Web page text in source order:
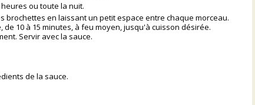
ou toute la nuit.
brochettes en laissant un petit espace entre chaque morceau.
10 à 15 minutes, à feu moyen, jusqu'à cuisson désirée.
Servir avec la sauce.
de la sauce.